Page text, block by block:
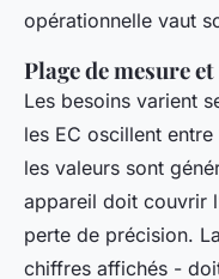
opérationnelle vaut
Plage de mesure
Les besoins varient
les EC oscillent
les valeurs sont
appareil doit couvrir
perte de précision. La
chiffres affichés -